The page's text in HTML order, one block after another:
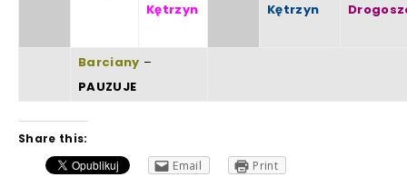
Kętrzyn
Kętrzyn
Barciany –
PAUZUJE
Share this:
Email
Print